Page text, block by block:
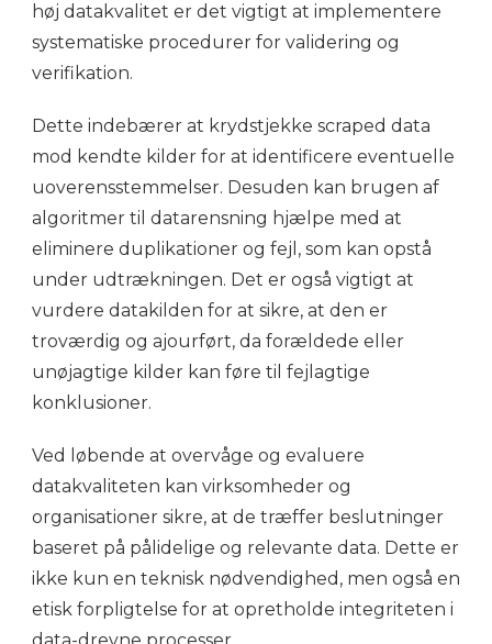
høj datakvalitet er det vigtigt at implementere
systematiske procedurer for validering og
verifikation.
Dette indebærer at krydstjekke scraped data
mod kendte kilder for at identificere eventuelle
uoverensstemmelser. Desuden kan brugen af
algoritmer til datarensning hjælpe med at
eliminere duplikationer og fejl, som kan opstå
under udtrækningen. Det er også vigtigt at
vurdere datakilden for at sikre, at den er
troværdig og ajourført, da forældede eller
unøjagtige kilder kan føre til fejlagtige
konklusioner.
Ved løbende at overvåge og evaluere
datakvaliteten kan virksomheder og
organisationer sikre, at de træffer beslutninger
baseret på pålidelige og relevante data. Dette er
ikke kun en teknisk nødvendighed, men også en
etisk forpligtelse for at opretholde integriteten i